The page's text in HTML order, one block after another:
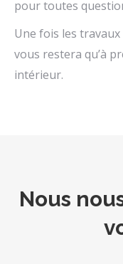
pour toutes
Une fois les
vous restera qu’à
intérieur.
Nous